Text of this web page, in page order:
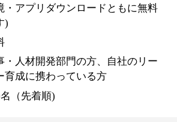
・アプリダウンロードともに無料
)
・人材開発部門の方、自社のリー
育成に携わっている方
（先着順)